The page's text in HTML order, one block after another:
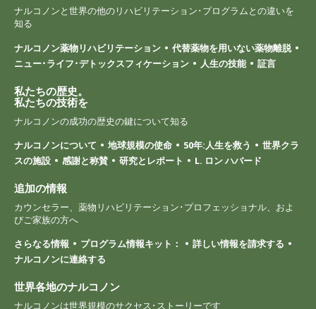
ナルコノンと世界の他のリハビリテーション･プログラムとの違いを
知る
ナルコノン薬物リハビリテーション
代替薬物を用いない薬物離脱
ニュー･ライフ･デトックスフィケーション
人生の技能 証言
私たちの歴史。
私たちの技術を
ナルコノンの成功の歴史の鍵について知る
ナルコノンについて
地球規模の使命 50年:人生を救う
世界クラ
スの施設
感謝と称賛 研究とレポート L. ロン ハバード
追加の情報
カウンセラー、薬物リハビリテーション･プロフェッショナル、およ
びご家族の方へ
さらなる情報
プログラム情報キット：
詳しい情報を請求する
ナルコノンに連絡する
世界各地のナルコノン
ナルコノンは世界規模のサクセス･ストーリーです